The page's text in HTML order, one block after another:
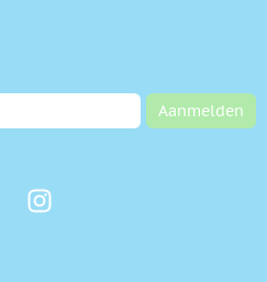
Aanmelden